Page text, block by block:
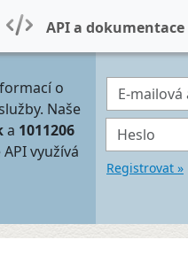
API a dokumentace
o
Naše
a 1011206
využívá
E-mailová
Heslo
Registrovat »